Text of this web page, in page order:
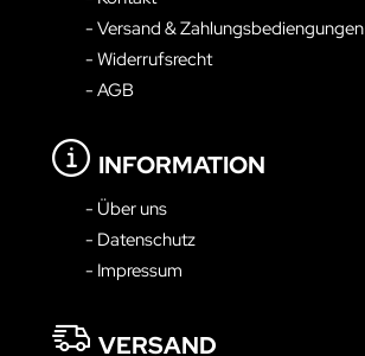
- Versand & Zahlungsbediengungen
- Widerrufsrecht
- AGB
INFORMATION
- Über uns
- Datenschutz
- Impressum
VERSAND